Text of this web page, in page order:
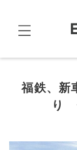
福鉄、新
り